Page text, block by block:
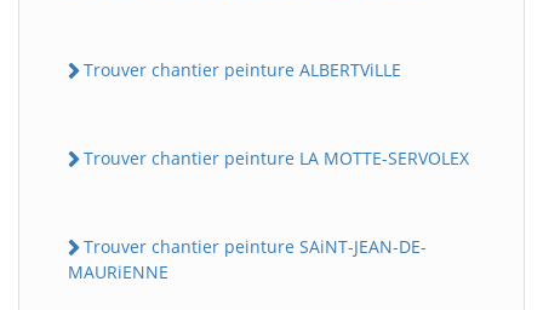
Trouver chantier peinture ALBERTViLLE
Trouver chantier peinture LA MOTTE-SERVOLEX
Trouver chantier peinture SAiNT-JEAN-DE-
MAURiENNE